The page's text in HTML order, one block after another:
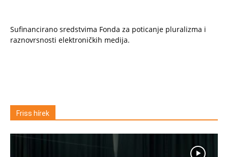
Sufinancirano sredstvima Fonda za poticanje pluralizma i
raznovrsnosti elektroničkih medija.
Friss hírek